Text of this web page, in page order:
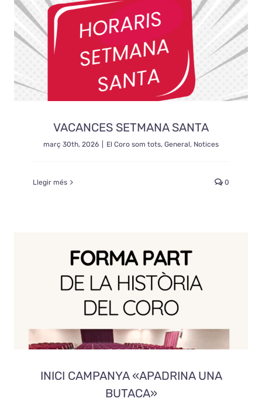
VACANCES SETMANA SANTA
març 30th, 2026 El Coro som tots, General, Notices
Llegir més 0
INICI CAMPANYA «APADRINA UNA
BUTACA»